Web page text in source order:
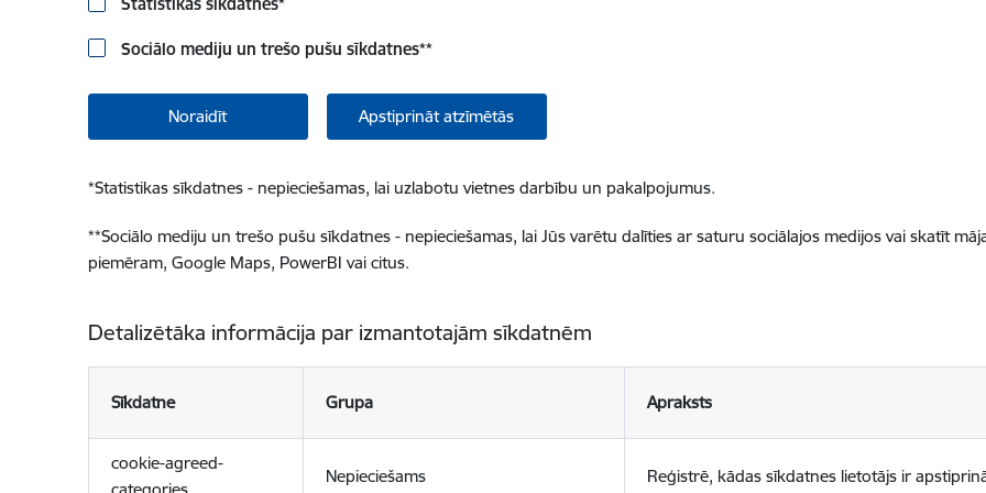
Sociālo mediju un trešo pušu sīkdatnes**
Noraidīt Apstiprināt atzīmētās
*Statistikas sīkdatnes - nepieciešamas, lai uzlabotu vietnes darbību un pakalpojumus.
**Sociālo mediju un trešo pušu sīkdatnes - nepieciešamas, lai Jūs varētu dalīties ar saturu sociālajos medijos vai skatīt
piemēram, Google Maps, PowerBI vai citus.
Detalizētāka informācija par izmantotajām sīkdatnēm
Sīkdatne Grupa Apraksts
cookie-agreed-
Nepieciešams Reģistrē, kādas sīkdatnes lietotājs ir